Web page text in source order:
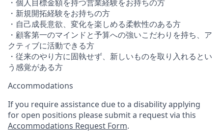
・個人目標金額を持つ営業経験をお持ちの方
・新規開拓経験をお持ちの方
・自己成長意欲、変化を楽しめる柔軟性のある方
・顧客第一のマインドと予算への強いこだわりを持ち、ア
クティブに活動できる方
・従来のやり方に固執せず、新しいものを取り入れるとい
う感覚がある方
Accommodations
If you require assistance due to a disability applying
for open positions please submit a request via this
Accommodations Request Form.